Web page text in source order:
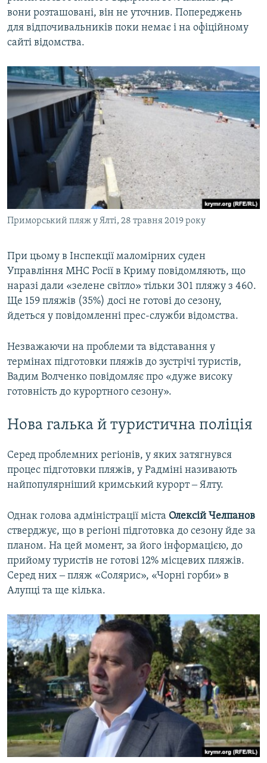
вони розташовані, він не уточнив. Попереджень
для відпочивальників поки немає і на офіційному
сайті відомства.
Приморський пляж у Ялті, 28 травня 2019 року
При цьому в Інспекції маломірних суден
Управління МНС Росії в Криму повідомляють, що
наразі дали «зелене світло» тільки 301 пляжу з 460.
Ще 159 пляжів (35%) досі не готові до сезону,
йдеться у повідомленні прес-служби відомства.
Незважаючи на проблеми та відставання у
термінах підготовки пляжів до зустрічі туристів,
Вадим Волченко повідомляє про «дуже високу
готовність до курортного сезону».
Нова галька й туристична поліція
Серед проблемних регіонів, у яких затягнувся
процес підготовки пляжів, у Радміні називають
найпопулярніший кримський курорт ‒ Ялту.
Однак голова адміністрації міста Олексій Челпанов
стверджує, що в регіоні підготовка до сезону йде за
планом. На цей момент, за його інформацією, до
прийому туристів не готові 12% місцевих пляжів.
Серед них ‒ пляж «Солярис», «Чорні горби» в
Алупці та ще кілька.